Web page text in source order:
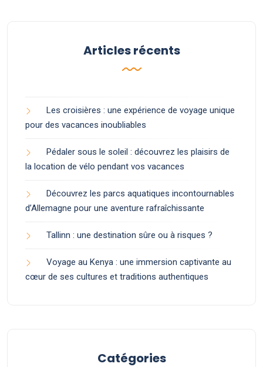
Articles récents
Les croisières : une expérience de voyage unique
pour des vacances inoubliables
Pédaler sous le soleil : découvrez les plaisirs de
la location de vélo pendant vos vacances
Découvrez les parcs aquatiques incontournables
d’Allemagne pour une aventure rafraîchissante
Tallinn : une destination sûre ou à risques ?
Voyage au Kenya : une immersion captivante au
cœur de ses cultures et traditions authentiques
Catégories